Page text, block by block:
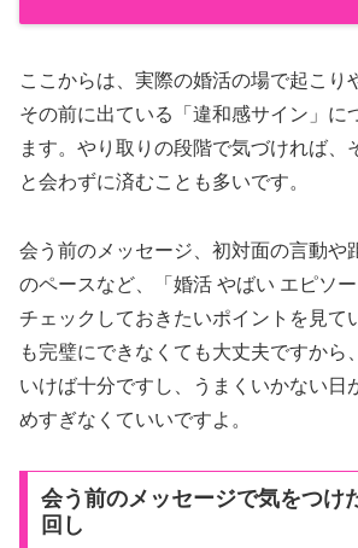
ここからは、実際の婚活の場で起こり
その前に出ている「違和感サイン」に
ます。やり取りの段階で気づければ、
と会わずに済むことも多いです。
会う前のメッセージ、初対面の言動や
のペースなど、「婚活 やばい エピソ
チェックしておきたいポイントを見て
も完璧にできなくても大丈夫ですから
いけば十分ですし、うまくいかない日
めすぎなくていいですよ。
会う前のメッセージで気をつけ
回し